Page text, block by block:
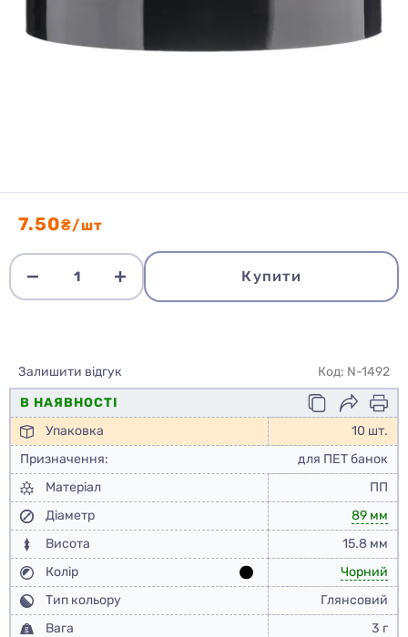
7.50₴/шт
Купити
Залишити відгук
Код: N-1492
В НАЯВНОСТІ
Упаковка
10 шт.
Призначення:
для ПЕТ банок
Матеріал
ПП
Діаметр
89 мм
Висота
15.8 мм
Колір
Чорний
Тип кольору
Глянсовий
Вага
3 г